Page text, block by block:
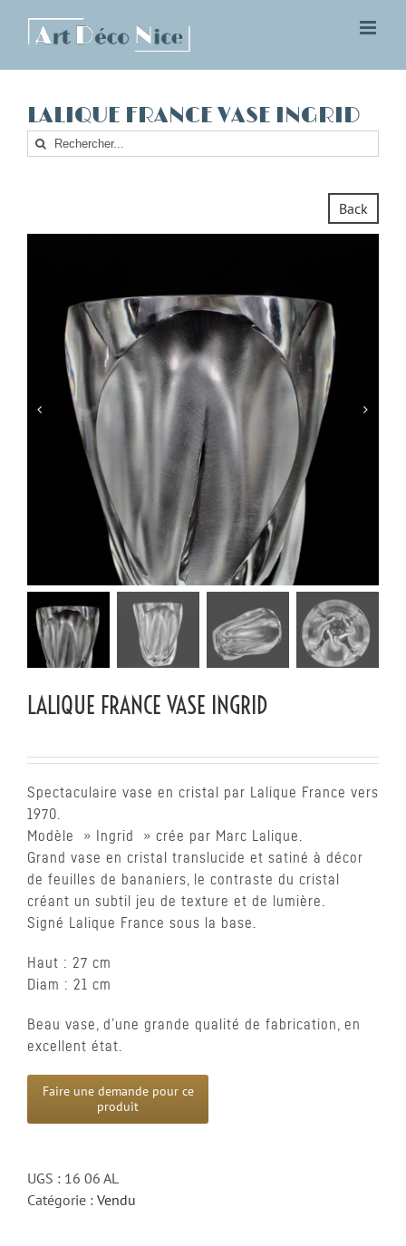
LALIQUE FRANCE VASE INGRID
Rechercher
 
LALIQUE FRANCE VASE INGRID
Back
Spectaculaire vase en cristal par Lalique France vers
1970.
Modèle » Ingrid » crée par Marc Lalique.
Grand vase en cristal translucide et satiné à décor
de feuilles de bananiers, le contraste du cristal
créant un subtil jeu de texture et de lumière.
Signé Lalique France sous la base.
Haut : 27 cm
Diam : 21 cm
Beau vase, d’une grande qualité de fabrication, en
excellent état.
UGS : 16 06 AL
Catégorie : Vendu